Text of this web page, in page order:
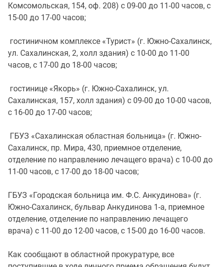
Комсомольская, 154, оф. 208) с 09-00 до 11-00 часов, с
15-00 до 17-00 часов;
гостиничном комплексе «Турист» (г. Южно-Сахалинск,
ул. Сахалинская, 2, холл здания) с 10-00 до 11-00
часов, с 17-00 до 18-00 часов;
гостинице «Якорь» (г. Южно-Сахалинск, ул.
Сахалинская, 157, холл здания) с 09-00 до 10-00 часов,
с 16-00 до 17-00 часов;
ГБУЗ «Сахалинская областная больница» (г. Южно-
Сахалинск, пр. Мира, 430, приемное отделение,
отделение по направлению лечащего врача) с 10-00 до
11-00 часов, с 17-00 до 18-00 часов;
ГБУЗ «Городская больница им. Ф.С. Анкудинова» (г.
Южно-Сахалинск, бульвар Анкудинова 1-а, приемное
отделение, отделение по направлению лечащего
врача) с 11-00 до 12-00 часов, с 15-00 до 16-00 часов.
Как сообщают в областной прокуратуре, все